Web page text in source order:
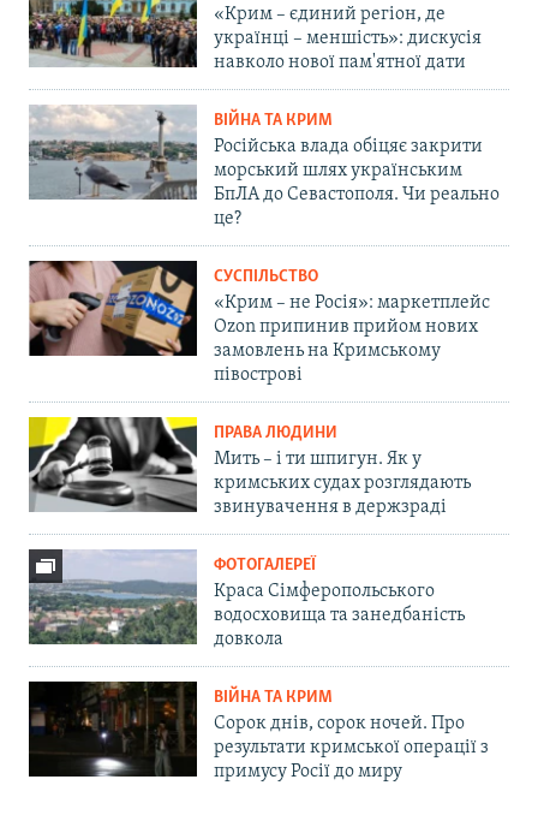
«Крим – єдиний регіон, де
українці – меншість»: дискусія
навколо нової пам'ятної дати
ВІЙНА ТА КРИМ
Російська влада обіцяє закрити
морський шлях українським
БпЛА до Севастополя. Чи реально
це?
СУСПІЛЬСТВО
«Крим – не Росія»: маркетплейс
Ozon припинив прийом нових
замовлень на Кримському
півострові
ПРАВА ЛЮДИНИ
Мить – і ти шпигун. Як у
кримських судах розглядають
звинувачення в держзраді
ФОТОГАЛЕРЕЇ
Краса Сімферопольського
водосховища та занедбаність
довкола
ВІЙНА ТА КРИМ
Сорок днів, сорок ночей. Про
результати кримської операції з
примусу Росії до миру